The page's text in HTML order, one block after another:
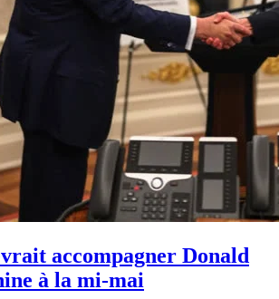
accompagner Donald
à la mi-mai